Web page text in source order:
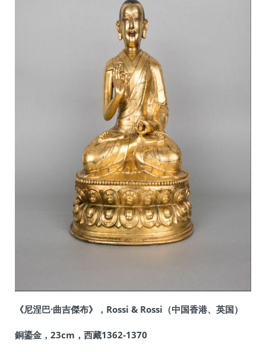
《尼涅巴·曲吉傑布》，Rossi & Rossi（中国香港、英国）
銅鎏金，23cm，西藏1362-1370